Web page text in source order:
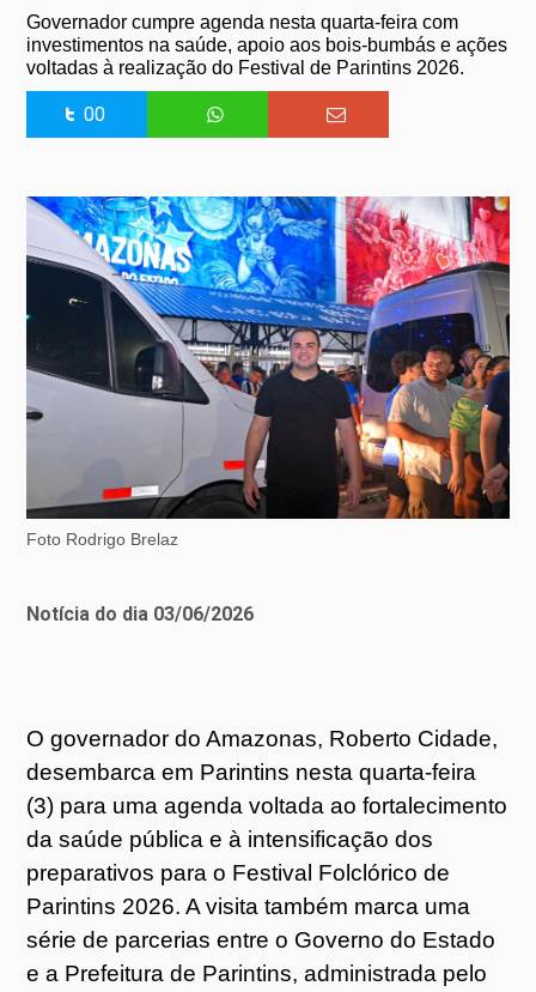
Governador cumpre agenda nesta quarta-feira com
investimentos na saúde, apoio aos bois-bumbás e ações
voltadas à realização do Festival de Parintins 2026.
00
Foto Rodrigo Brelaz
Notícia do dia 03/06/2026
O governador do Amazonas, Roberto Cidade,
desembarca em Parintins nesta quarta-feira
(3) para uma agenda voltada ao fortalecimento
da saúde pública e à intensificação dos
preparativos para o Festival Folclórico de
Parintins 2026. A visita também marca uma
série de parcerias entre o Governo do Estado
e a Prefeitura de Parintins, administrada pelo